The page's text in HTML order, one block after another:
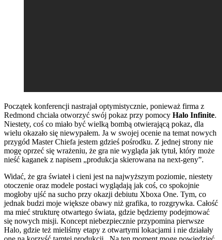
Początek konferencji nastrajał optymistycznie, ponieważ firma z
Redmond chciała otworzyć swój pokaz przy pomocy Halo Infinite.
Niestety, coś co miało być wielką bombą otwierającą pokaz, dla
wielu okazało się niewypałem. Ja w swojej ocenie na temat nowych
przygód Master Chiefa jestem gdzieś pośrodku. Z jednej strony nie
mogę oprzeć się wrażeniu, że gra nie wygląda jak tytuł, który może
nieść kaganek z napisem „produkcja skierowana na next-geny”.
Widać, że gra świateł i cieni jest na najwyższym poziomie, niestety
otoczenie oraz modele postaci wyglądają jak coś, co spokojnie
mogłoby ujść na sucho przy okazji debiutu Xboxa One. Tym, co
jednak budzi moje większe obawy niż grafika, to rozgrywka. Całość
ma mieć strukturę otwartego świata, gdzie będziemy podejmować
się nowych misji. Koncept niebezpiecznie przypomina pierwsze
Halo, gdzie też mieliśmy etapy z otwartymi lokacjami i nie działały